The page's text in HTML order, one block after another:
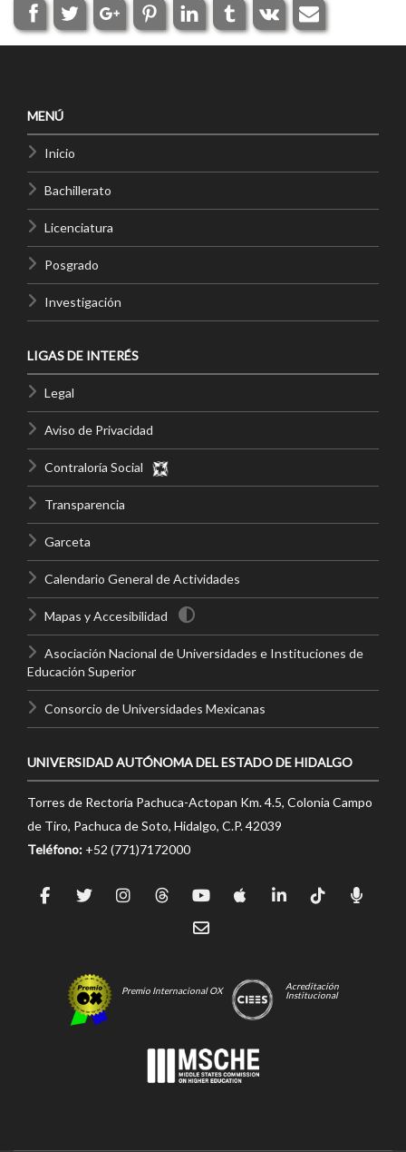
MENÚ
Inicio
Bachillerato
Licenciatura
Posgrado
Investigación
LIGAS DE INTERÉS
Legal
Aviso de Privacidad
Contraloría Social
Transparencia
Garceta
Calendario General de Actividades
Mapas y Accesibilidad
Asociación Nacional de Universidades e Instituciones de
Educación Superior
Consorcio de Universidades Mexicanas
UNIVERSIDAD AUTÓNOMA DEL ESTADO DE HIDALGO
Torres de Rectoría Pachuca-Actopan Km. 4.5, Colonia Campo
de Tiro, Pachuca de Soto, Hidalgo, C.P. 42039
Teléfono: +52 (771)7172000
Premio Internacional OX
Acreditación
Institucional